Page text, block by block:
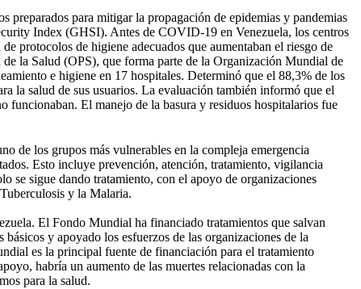
preparados para mitigar la propagación de epidemias y pandemias
Index (GHSI). Antes de COVID-19 en Venezuela, los centros
protocolos de higiene adecuados que aumentaban el riesgo de
la Salud (OPS), que forma parte de la Organización Mundial de
e higiene en 17 hospitales. Determinó que el 88,3% de los
la salud de sus usuarios. La evaluación también informó que el
funcionaban. El manejo de la basura y residuos hospitalarios fue
de los grupos más vulnerables en la compleja emergencia
Esto incluye prevención, atención, tratamiento, vigilancia
se sigue dando tratamiento, con el apoyo de organizaciones
y la Malaria.
El Fondo Mundial ha financiado tratamientos que salvan
y apoyado los esfuerzos de las organizaciones de la
es la principal fuente de financiación para el tratamiento
habría un aumento de las muertes relacionadas con la
para la salud.